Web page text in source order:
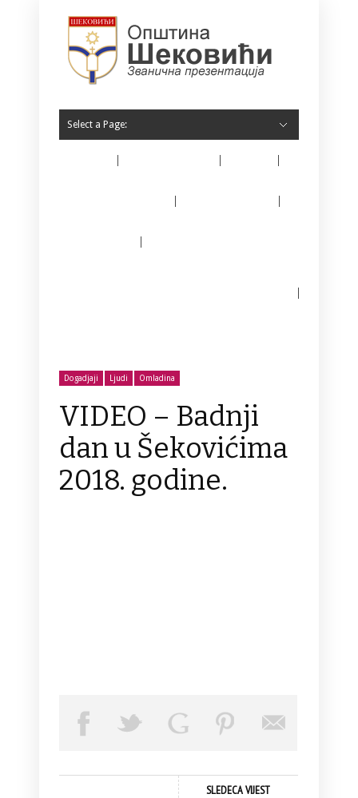
Select a Page:
Dogadjaji Ljudi Omladina
VIDEO – Badnji
dan u Šekovićima
2018. godine.
SLEDECA VIJEST